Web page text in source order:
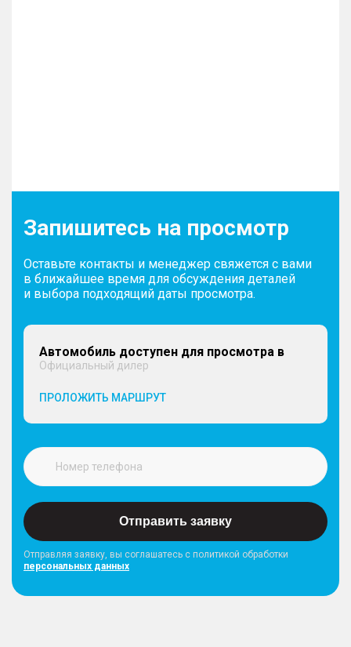
Запишитесь на просмотр
Оставьте контакты и менеджер свяжется с вами
в ближайшее время для обсуждения деталей
и выбора подходящий даты просмотра.
Автомобиль доступен для просмотра в
Официальный дилер
ПРОЛОЖИТЬ МАРШРУТ
Отправить заявку
Отправляя заявку, вы соглашатесь с политикой обработки
персональных данных